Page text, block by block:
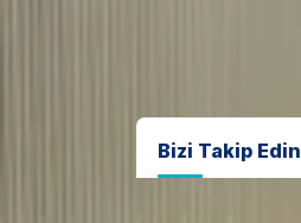
Bizi Takip Edin